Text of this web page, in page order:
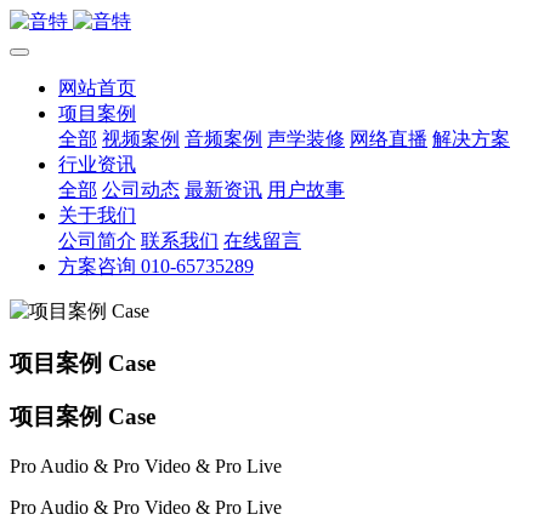
网站首页
项目案例
全部 视频案例 音频案例 声学装修 网络直播 解决方案
行业资讯
全部 公司动态 最新资讯 用户故事
关于我们
公司简介 联系我们 在线留言
方案咨询 010-65735289
项目案例 Case
项目案例 Case
Pro Audio & Pro Video & Pro Live
Pro Audio & Pro Video & Pro Live